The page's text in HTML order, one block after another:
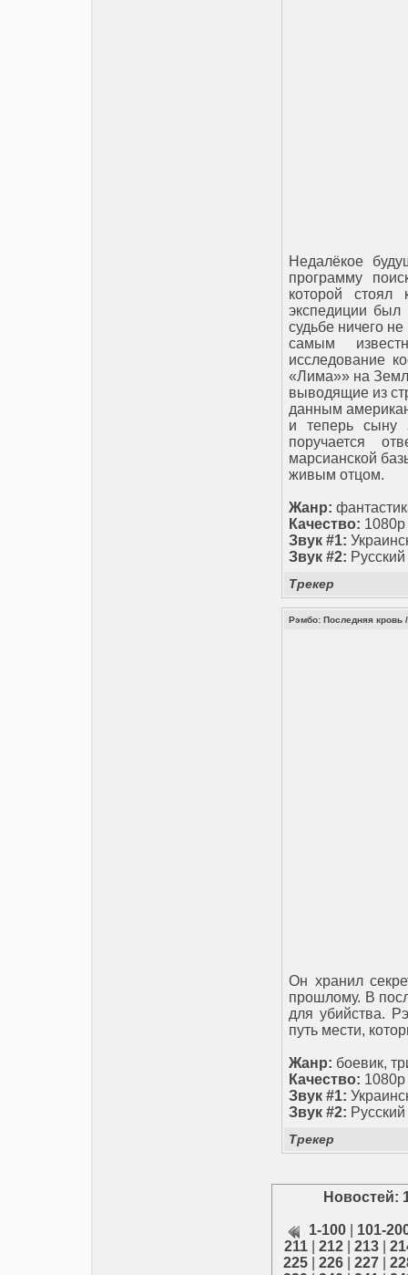
Недалёкое
программу
которой стоял
экспедиции
судьбе ничего
самым
исследование
«Лима»» на
выводящие из
данным
и теперь сыну
поручается
марсианской
живым отцом.
Жанр:
Качество:
Звук #1:
Звук #2:
Трекер
Рэмбо: Последняя кровь
Он хранил
прошлому. В
для убийства.
путь мести,
Жанр: боевик,
Качество:
Звук #1:
Звук #2:
Трекер
Новостей:
1-100| 101-
211| 212| 213|
225
226 227